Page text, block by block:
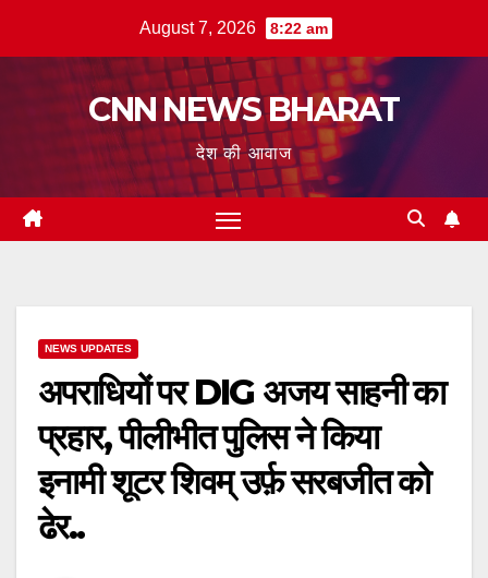
August 7, 2026 8:22 am
CNN NEWS BHARAT
देश की आवाज
NEWS UPDATES
अपराधियों पर DIG अजय साहनी का
प्रहार, पीलीभीत पुलिस ने किया
इनामी शूटर शिवम् उर्फ़ सरबजीत को
ढेर..